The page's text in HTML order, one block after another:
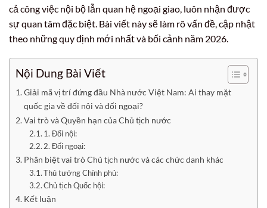
cả công việc nội bộ lẫn quan hệ ngoại giao, luôn nhận được
sự quan tâm đặc biệt. Bài viết này sẽ làm rõ vấn đề, cập nhật
theo những quy định mới nhất và bối cảnh năm 2026.
Nội Dung Bài Viết
Giải mã vị trí đứng đầu Nhà nước Việt Nam: Ai thay mặt
quốc gia về đối nội và đối ngoại?
Vai trò và Quyền hạn của Chủ tịch nước
1. Đối nội:
2. Đối ngoại:
Phân biệt vai trò Chủ tịch nước và các chức danh khác
Thủ tướng Chính phủ:
Chủ tịch Quốc hội:
Kết luận